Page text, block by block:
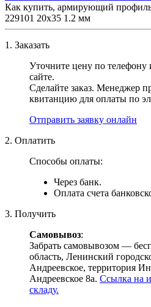
Как купить, армирующий
229101 20х35 1.2 мм
1. Заказать
Уточните цену по телефону
сайте.
Сделайте заказ. Менеджер
квитанцию для оплаты по
Отправить заявку онлайн
2. Оплатить
Способы оплаты:
Через банк.
Оплата счета
3. Получить
Самовывоз:
Забрать самовывозом —
область, Ленинский
Андреевское, территория
Андреевское 8а. Ссылка на
складу.